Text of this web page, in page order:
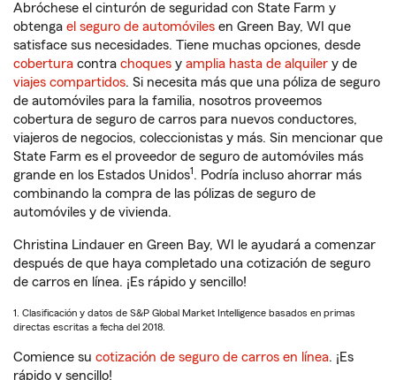
Abróchese el cinturón de seguridad con State Farm y
obtenga el seguro de automóviles en Green Bay, WI que
satisface sus necesidades. Tiene muchas opciones, desde
cobertura contra choques y amplia hasta de alquiler y de
viajes compartidos. Si necesita más que una póliza de seguro
de automóviles para la familia, nosotros proveemos
cobertura de seguro de carros para nuevos conductores,
viajeros de negocios, coleccionistas y más. Sin mencionar que
State Farm es el proveedor de seguro de automóviles más
grande en los Estados Unidos1. Podría incluso ahorrar más
combinando la compra de las pólizas de seguro de
automóviles y de vivienda.
Christina Lindauer en Green Bay, WI le ayudará a comenzar
después de que haya completado una cotización de seguro
de carros en línea. ¡Es rápido y sencillo!
1. Clasificación y datos de S&P Global Market Intelligence basados en primas
directas escritas a fecha del 2018.
Comience su cotización de seguro de carros en línea. ¡Es
rápido y sencillo!